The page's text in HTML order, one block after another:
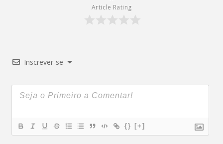
Article Rating
Inscrever-se
{} [+]